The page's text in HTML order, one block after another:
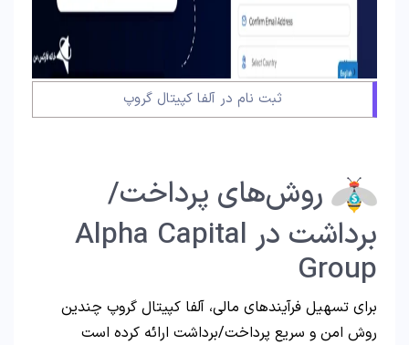
ثبت نام در آلفا کپیتال گروپ
روش‌های پرداخت/
برداشت در Alpha Capital
Group
برای تسهیل فرآیندهای مالی، آلفا کپیتال گروپ چندین
روش امن و سریع پرداخت/برداشت ارائه کرده است